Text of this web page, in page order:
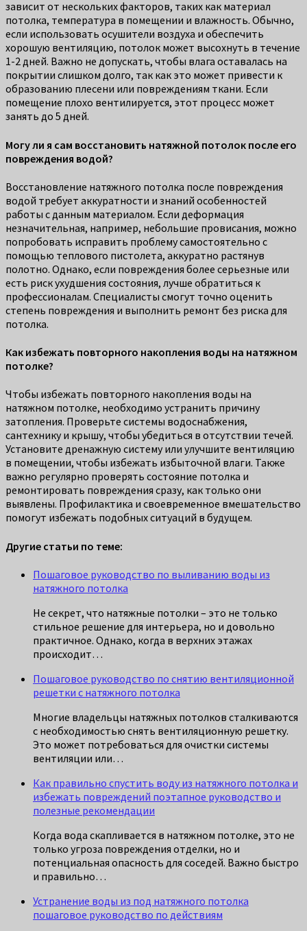
зависит от нескольких факторов, таких как материал
потолка, температура в помещении и влажность. Обычно,
если использовать осушители воздуха и обеспечить
хорошую вентиляцию, потолок может высохнуть в течение
1-2 дней. Важно не допускать, чтобы влага оставалась на
покрытии слишком долго, так как это может привести к
образованию плесени или повреждениям ткани. Если
помещение плохо вентилируется, этот процесс может
занять до 5 дней.
Могу ли я сам восстановить натяжной потолок после его
повреждения водой?
Восстановление натяжного потолка после повреждения
водой требует аккуратности и знаний особенностей
работы с данным материалом. Если деформация
незначительная, например, небольшие провисания, можно
попробовать исправить проблему самостоятельно с
помощью теплового пистолета, аккуратно растянув
полотно. Однако, если повреждения более серьезные или
есть риск ухудшения состояния, лучше обратиться к
профессионалам. Специалисты смогут точно оценить
степень повреждения и выполнить ремонт без риска для
потолка.
Как избежать повторного накопления воды на натяжном
потолке?
Чтобы избежать повторного накопления воды на
натяжном потолке, необходимо устранить причину
затопления. Проверьте системы водоснабжения,
сантехнику и крышу, чтобы убедиться в отсутствии течей.
Установите дренажную систему или улучшите вентиляцию
в помещении, чтобы избежать избыточной влаги. Также
важно регулярно проверять состояние потолка и
ремонтировать повреждения сразу, как только они
выявлены. Профилактика и своевременное вмешательство
помогут избежать подобных ситуаций в будущем.
Другие статьи по теме:
Пошаговое руководство по выливанию воды из
натяжного потолка
Не секрет, что натяжные потолки – это не только
стильное решение для интерьера, но и довольно
практичное. Однако, когда в верхних этажах
происходит…
Пошаговое руководство по снятию вентиляционной
решетки с натяжного потолка
Многие владельцы натяжных потолков сталкиваются
с необходимостью снять вентиляционную решетку.
Это может потребоваться для очистки системы
вентиляции или…
Как правильно спустить воду из натяжного потолка и
избежать повреждений поэтапное руководство и
полезные рекомендации
Когда вода скапливается в натяжном потолке, это не
только угроза повреждения отделки, но и
потенциальная опасность для соседей. Важно быстро
и правильно…
Устранение воды из под натяжного потолка
пошаговое руководство по действиям